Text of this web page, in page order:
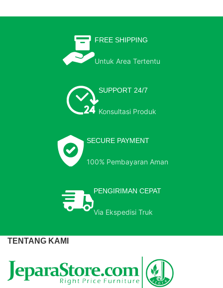
FREE SHIPPING
Untuk Area Tertentu
SUPPORT 24/7
Konsultasi Produk
SECURE PAYMENT
100% Pembayaran Aman
PENGIRIMAN CEPAT
Via Ekspedisi Truk
TENTANG KAMI